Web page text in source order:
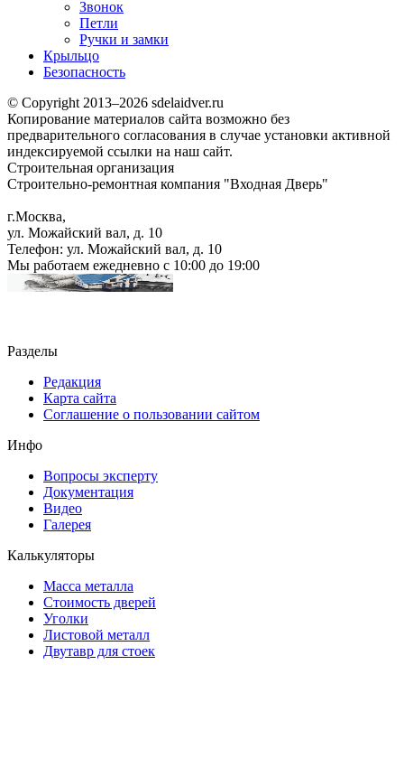
Звонок
Петли
Ручки и замки
Крыльцо
Безопасность
© Copyright 2013–2026 sdelaidver.ru
Копирование материалов сайта возможно без
предварительного согласования в случае установки активной
индексируемой ссылки на наш сайт.
Строительная организация
Строительно-ремонтная компания "Входная Дверь"
г.Москва,
ул. Можайский вал, д. 10
Телефон: ул. Можайский вал, д. 10
Мы работаем ежедневно с 10:00 до 19:00
Разделы
Редакция
Карта сайта
Соглашение о пользовании сайтом
Инфо
Вопросы эксперту
Документация
Видео
Галерея
Калькуляторы
Масса металла
Стоимость дверей
Уголки
Листовой металл
Двутавр для стоек